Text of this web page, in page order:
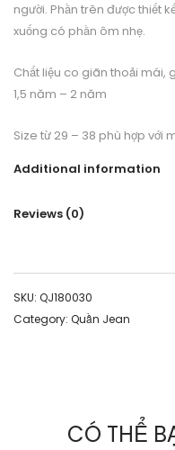
người. Phần trên được thiết
xuống có phần ôm nhẹ.
Chất liệu co giãn thoải mái,
1,5 năm – 2 năm
Size từ 29 – 38 phù hợp với
Additional information
Reviews (0)
SKU: QJ180030
Category: Quần Jean
CÓ THỂ